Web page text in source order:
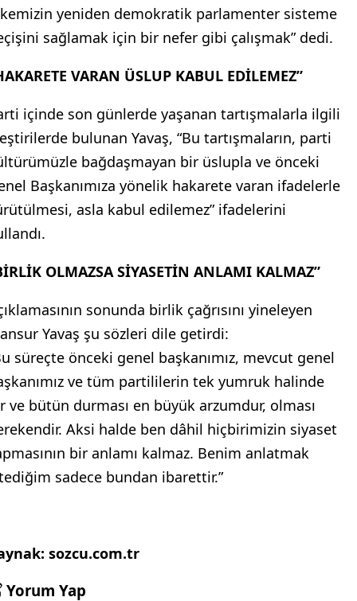
yeniden demokratik parlamenter sisteme
sağlamak için bir nefer gibi çalışmak” dedi.
VARAN ÜSLUP KABUL EDİLEMEZ”
içinde son günlerde yaşanan tartışmalarla ilgili
bulunan Yavaş, “Bu tartışmaların, parti
bağdaşmayan bir üslupla ve önceki
Başkanımıza yönelik hakarete varan ifadelerle
asla kabul edilemez” ifadelerini
OLMAZSA SİYASETİN ANLAMI KALMAZ”
sonunda birlik çağrısını yineleyen
Yavaş şu sözleri dile getirdi:
süreçte önceki genel başkanımız, mevcut genel
ve tüm partililerin tek yumruk halinde
ve bütün durması en büyük arzumdur, olması
Aksi halde ben dâhil hiçbirimizin siyaset
bir anlamı kalmaz. Benim anlatmak
sadece bundan ibarettir.”
sozcu.com.tr
Yorum Yap